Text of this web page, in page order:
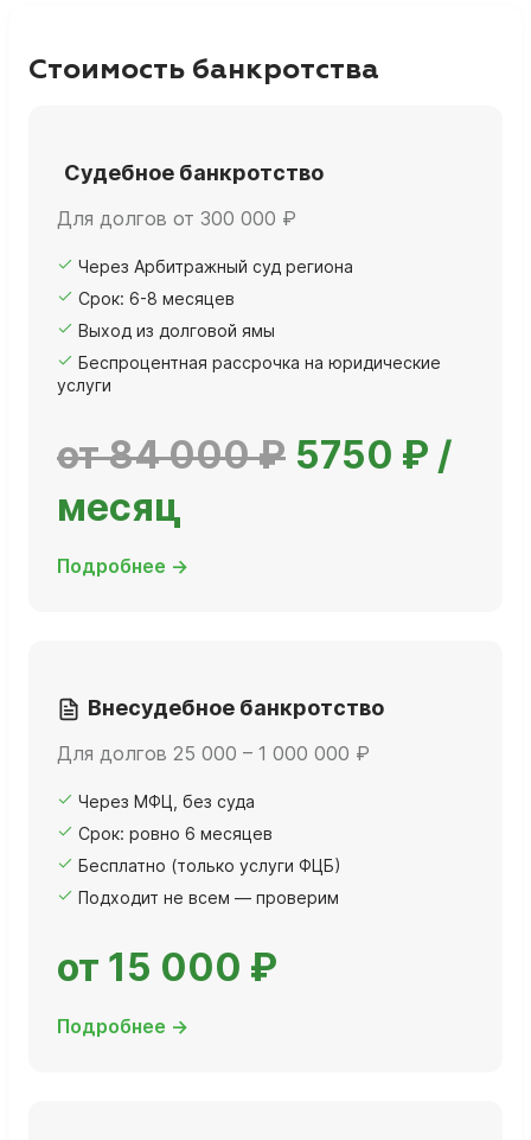
Стоимость банкротства
Судебное банкротство
Для долгов от 300 000 ₽
Через Арбитражный суд региона
Срок: 6-8 месяцев
Выход из долговой ямы
Беспроцентная рассрочка на юридические
услуги
от 84 000 ₽ 5750 ₽ /
месяц
Подробнее →
Внесудебное банкротство
Для долгов 25 000 – 1 000 000 ₽
Через МФЦ, без суда
Срок: ровно 6 месяцев
Бесплатно (только услуги ФЦБ)
Подходит не всем — проверим
от 15 000 ₽
Подробнее →